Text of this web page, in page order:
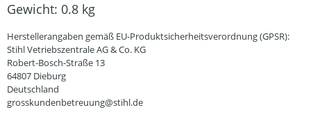
Gewicht: 0.8 kg
Herstellerangaben gemäß EU-Produktsicherheitsverordnung (GPSR):
Stihl Vetriebszentrale AG & Co. KG
Robert-Bosch-Straße 13
64807 Dieburg
Deutschland
grosskundenbetreuung@stihl.de